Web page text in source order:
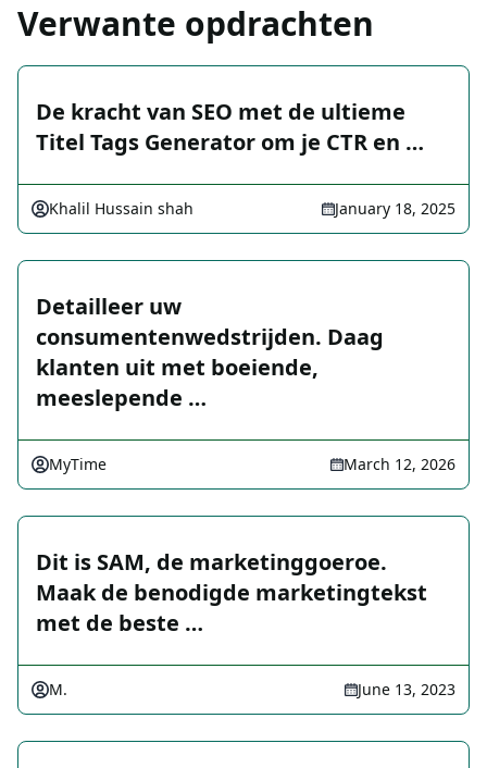
Verwante opdrachten
De kracht van SEO met de ultieme
Titel Tags Generator om je CTR en …
Khalil Hussain shah January 18, 2025
Detailleer uw
consumentenwedstrijden. Daag
klanten uit met boeiende,
meeslepende …
MyTime March 12, 2026
Dit is SAM, de marketinggoeroe.
Maak de benodigde marketingtekst
met de beste …
M. June 13, 2023